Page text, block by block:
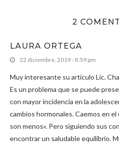
2
LAURA ORTEGA
22 diciembre, 2019 - 8:59 pm
Muy interesante su artículo Lic.
Es un problema que se puede
con mayor incidencia en la
cambios hormonales. Caemos en el
son menos». Pero siguiendo sus
encontrar un saludable equilibrio.